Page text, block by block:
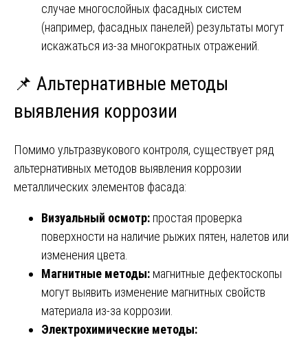
случае многослойных фасадных систем
(например, фасадных панелей) результаты могут
искажаться из-за многократных отражений.
📌 Альтернативные методы
выявления коррозии
Помимо ультразвукового контроля, существует ряд
альтернативных методов выявления коррозии
металлических элементов фасада:
Визуальный осмотр: простая проверка
поверхности на наличие рыжих пятен, налетов или
изменения цвета.
Магнитные методы: магнитные дефектоскопы
могут выявить изменение магнитных свойств
материала из-за коррозии.
Электрохимические методы: